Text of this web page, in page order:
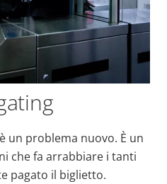
un problema nuovo. È un
che fa arrabbiare i tanti
pagato il biglietto.